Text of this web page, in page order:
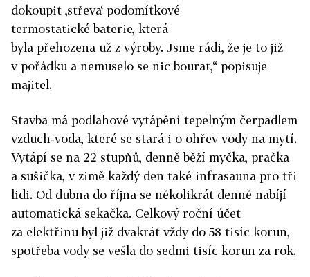
dokoupit ‚střeva‘ podomítkové
termostatické baterie, která
byla přehozena už z výroby. Jsme rádi, že je to již
v pořádku a nemuselo se nic bourat,“ popisuje
majitel.
Stavba má podlahové vytápění tepelným čerpadlem
vzduch‑voda, které se stará i o ohřev vody na mytí.
Vytápí se na 22 stupňů, denně běží myčka, pračka
a sušička, v zimě každý den také infrasauna pro tři
lidi. Od dubna do října se několikrát denně nabíjí
automatická sekačka. Celkový roční účet
za elektřinu byl již dvakrát vždy do 58 tisíc korun,
spotřeba vody se vešla do sedmi tisíc korun za rok.